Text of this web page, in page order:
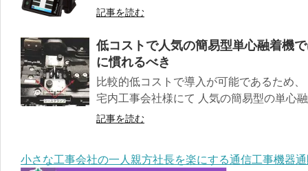
記事を読む
低コストで人気の簡易型単心融着機
に慣れるべき
比較的低コストで導入が可能であるため
宅内工事会社様にて 人気の簡易型の単心
記事を読む
小さな工事会社の一人親方社長を楽にする通信工事機器